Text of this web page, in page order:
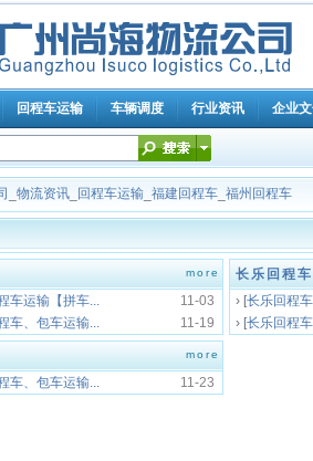
回程车运输 车辆调度 行业资讯 企业
物流资讯 回程车运输 福建回程车 福州回程车
more
11-03
车运输【拼车...
11-19
车、包车运输...
长乐回程车
› [长乐回程车
› [长乐回程车
more
11-23
车、包车运输...